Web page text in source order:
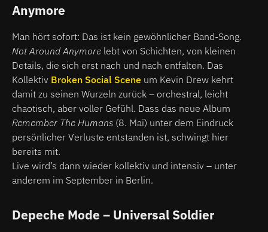
Anymore
Man hört sofort: Das ist kein gewöhnlicher Band-Song.
Not Around Anymore lebt von Schichten, von kleinen
Details, die sich erst nach und nach entfalten. Das
Kollektiv Broken Social Scene um Kevin Drew kehrt
damit zu seinen Wurzeln zurück – orchestral, leicht
chaotisch, aber voller Gefühl. Dass das neue Album
Remember The Humans (8. Mai) unter dem Eindruck
persönlicher Verluste entstanden ist, schwingt hier
bereits mit.
Live wird’s dann wieder kollektiv und intensiv – unter
anderem im September in Berlin.
Depeche Mode – Universal Soldier